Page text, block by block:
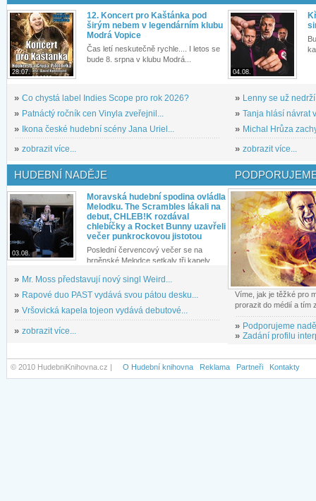
28.07.
12. Koncert pro Kaštánka pod
širým nebem v legendárním klubu
Modrá Vopice
Čas letí neskutečně rychle.... I letos se
bude 8. srpna v klubu Modrá...
» Co chystá label Indies Scope pro rok 2026?
» Patnáctý ročník cen Vinyla zveřejnil...
» Ikona české hudební scény Jana Uriel...
» zobrazit více...
04.08.
» Lenny se už
» Tanja hlásí návrat
» Michal Hrůza
» zobrazit více...
HUDEBNÍ NADĚJE
03.08.
Moravská hudební spodina ovládla
Melodku. The Scrambles lákali na
debut, CHLEB!K rozdával
chlebíčky a Rocket Bunny uzavřeli
večer punkrockovou jistotou
Poslední červencový večer se na
brněnské Melodce setkaly tři kapely...
» Mr. Moss představují nový singl Weird...
» Rapové duo PAST vydává svou pátou desku...
» Vršovická kapela tojeon vydává debutové...
» zobrazit více...
Víme, jak je těžké pro
prorazit do médií a tím
» Podporujeme
» Zadání profilu
© 2010 HudebniKnihovna.cz | O Hudební knihovna Reklama Partneři Kontakty